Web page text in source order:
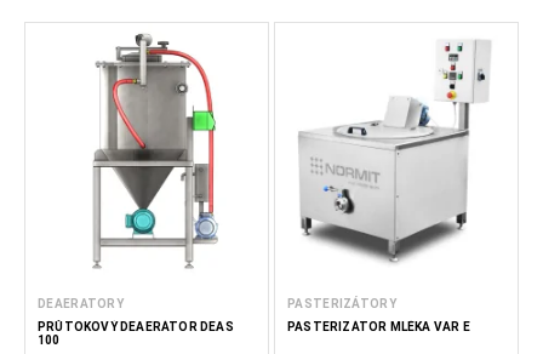
DEAERATORY
PRŮTOKOVÝ DEAERÁTOR DEAS
100
PASTERIZÁTORY
PASTERIZÁTOR MLÉKA VAR E